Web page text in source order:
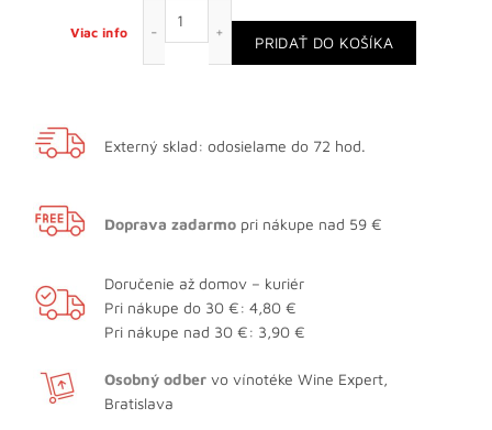
Viac info
PRIDAŤ DO KOŠÍKA
Externý sklad: odosielame do 72 hod.
Doprava zadarmo pri nákupe nad 59 €
Doručenie až domov – kuriér
Pri nákupe do 30 €: 4,80 €
Pri nákupe nad 30 €: 3,90 €
Osobný odber vo vínotéke Wine Expert,
Bratislava